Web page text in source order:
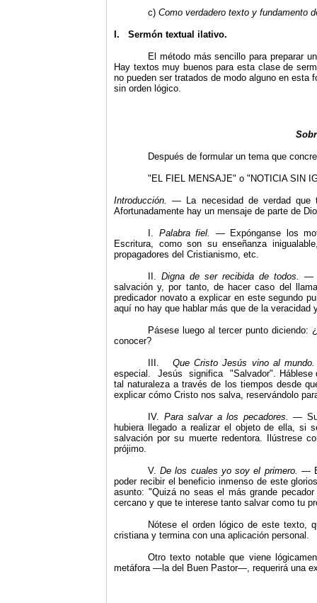
c) Como verdadero texto y fundamento
I. Sermón textual ilativo.
El método más sencillo para preparar
Hay textos muy buenos para esta clase de
no pueden ser tratados de modo alguno en
sin orden lógico.
Después de formular un tema que
" EL FIEL MENSAJE" o "NOTICIA SIN
Introducción.— La necesidad de verdad que
Afortunadamente hay un mensaje de parte de
I. Palabra fiel. — Expónganse los
Escritura, como son su enseñanza
propagadores del Cristianismo, etc.
II. Digna de ser recibida de todos.
salvación y, por tanto, de hacer caso del
predicador novato a explicar en este segundo
aquí no hay que hablar más que de la veracidad
Pásese luego al tercer punto diciendo:
conocer?
III. Que Cristo Jesús vino al
especial. Jesús significa "Salvador". Háblese
tal naturaleza a través de los tiempos desde
explicar cómo Cristo nos salva, re­servándolo
IV. Para salvar a los pecadores. — Su
hubiera llegado a realizar el objeto de ella, si
salvación por su muerte redentora. Ilústrese
prójimo.
V.De los cuales yo soy el primero. —
poder recibir el beneficio inmenso de este
asunto: "Quizá no seas el más grande
cercano y que te interese tanto salvar como tu
Nótese el orden lógico de este texto,
cristiana y termina con una aplicación personal.
Otro texto notable que viene
metáfora —la del Buen Pastor—, requerirá una